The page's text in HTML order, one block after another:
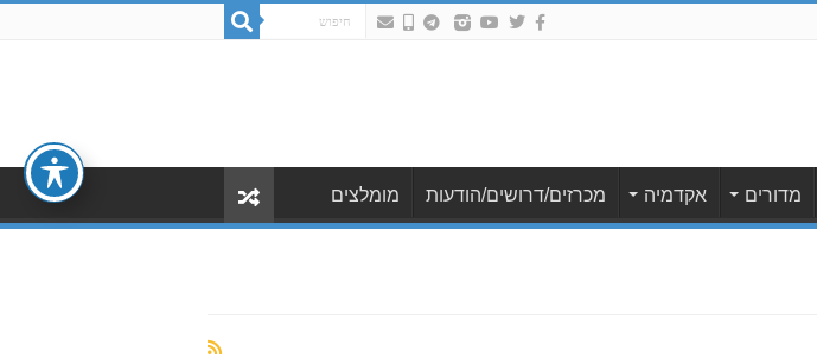
מדורים אקדמיה מכרזים/דרושים/הודעות מומלצים